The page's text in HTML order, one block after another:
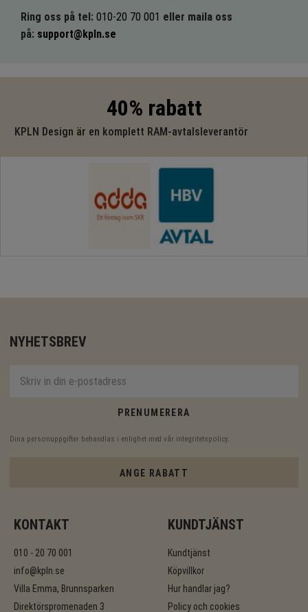
Ring oss på tel: 010-20 70 001 eller maila oss
på: support@kpln.se
40% rabatt
KPLN Design är en komplett RAM-avtalsleverantör
NYHETSBREV
PRENUMERERA
Dina personuppgifter behandlas i enlighet med vår integritetspolicy.
ANGE RABATT
KONTAKT
010 - 20 70 001
info@kpln.se
Villa Emma, Brunnsparken
Direktörspromenaden 3
KUNDTJÄNST
Kundtjänst
Köpvillkor
Hur handlar jag?
Policy och cookies